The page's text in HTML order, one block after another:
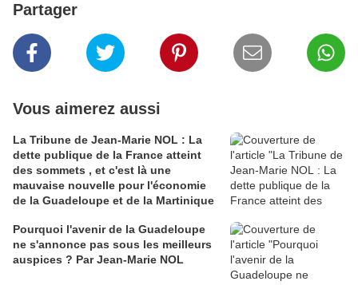
Partager
Vous aimerez aussi
La Tribune de Jean-Marie NOL : La
dette publique de la France atteint
des sommets , et c'est là une
mauvaise nouvelle pour l'économie
de la Guadeloupe et de la Martinique
Pourquoi l'avenir de la Guadeloupe
ne s'annonce pas sous les meilleurs
auspices ? Par Jean-Marie NOL